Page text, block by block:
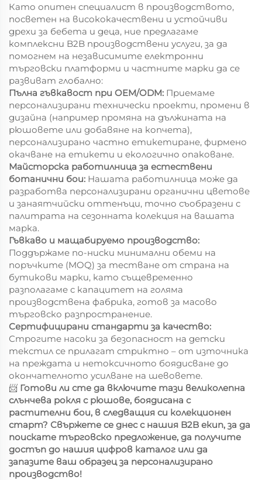
Като опитен специалист в производството,
посветен на висококачествени и устойчиви
дрехи за бебета и деца, ние предлагаме
комплексни B2B производствени услуги, за да
помогнем на независимите електронни
търговски платформи и частните марки да се
развиват глобално:
Пълна гъвкавост при OEM/ODM: Приемаме
персонализирани технически проекти, промени в
дизайна (например промяна на дължината на
рюшовете или добавяне на копчета),
персонализирано частно етикетиране, фирмено
окачване на етикети и екологично опаковане.
Майсторска работилница за естествени
ботанични бои: Нашата работилница може да
разработва персонализирани органични цветове
и занаятчийски оттенъци, точно съобразени с
палитрата на сезонната колекция на вашата
марка.
Гъвкаво и мащабируемо производство:
Поддържаме по-ниски минимални обеми на
поръчките (MOQ) за тестване от страна на
бутикови марки, като същевременно
разполагаме с капацитет на голяма
производствена фабрика, готов за масово
търговско разпространение.
Сертифицирани стандарти за качество:
Строгите насоки за безопасност на детски
текстил се прилагат стриктно – от източника
на преждата и нетоксичното боядисване до
окончателното усилване на шевовете.
📨 Готови ли сте да включите тази великолепна
слънчева рокля с рюшове, боядисана с
растителни бои, в следващия си колекционен
старт? Свържете се днес с нашия B2B екип, за да
поискате търговско предложение, да получите
достъп до нашия цифров каталог или да
запазите ваш образец за персонализирано
производство!